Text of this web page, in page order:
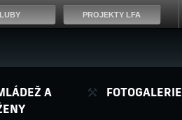
A
FOTOGALERIE
PROJEKTY LFA